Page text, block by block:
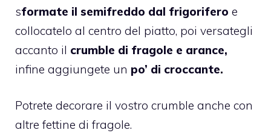
sformate il semifreddo dal frigorifero e
collocatelo al centro del piatto, poi versategli
accanto il crumble di fragole e arance,
infine aggiungete un po’ di croccante.
Potrete decorare il vostro crumble anche con
altre fettine di fragole.